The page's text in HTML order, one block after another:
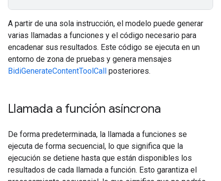
A partir de una sola instrucción, el modelo puede generar
varias llamadas a funciones y el código necesario para
encadenar sus resultados. Este código se ejecuta en un
entorno de zona de pruebas y genera mensajes
BidiGenerateContentToolCall posteriores.
Llamada a función asíncrona
De forma predeterminada, la llamada a funciones se
ejecuta de forma secuencial, lo que significa que la
ejecución se detiene hasta que están disponibles los
resultados de cada llamada a función. Esto garantiza el